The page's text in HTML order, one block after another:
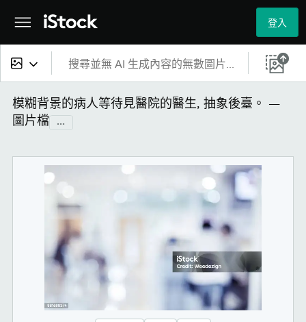
登入
所有內容
圖片
照片
插圖
向量圖形
影片
模糊背景的病人等待見醫院的醫生, 抽象後臺。 —
圖片檔
...